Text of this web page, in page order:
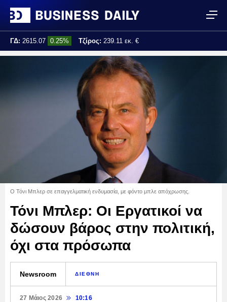
ΓΔ: 2615.07 0.25% Τζίρος: 239.11 εκ. €
Ο Τόνι Μπλερ σε επαγγελματική ενδυμασία, με φόντο μπλε απόχρωσης.
Τόνι Μπλερ: Οι Εργατικοί να
δώσουν βάρος στην πολιτική,
όχι στα πρόσωπα
Newsroom ΔΙΕΘΝΗ
27 Μάιος 2026 10:16